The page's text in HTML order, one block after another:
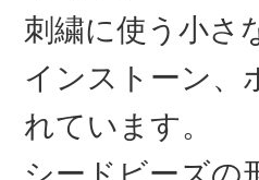
刺繍に使う小さ
インストーン、
れています。